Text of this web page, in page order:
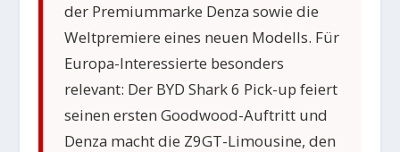
der Premiummarke Denza sowie die
Weltpremiere eines neuen Modells. Für
Europa-Interessierte besonders
relevant: Der BYD Shark 6 Pick-up feiert
seinen ersten Goodwood-Auftritt und
Denza macht die Z9GT-Limousine, den